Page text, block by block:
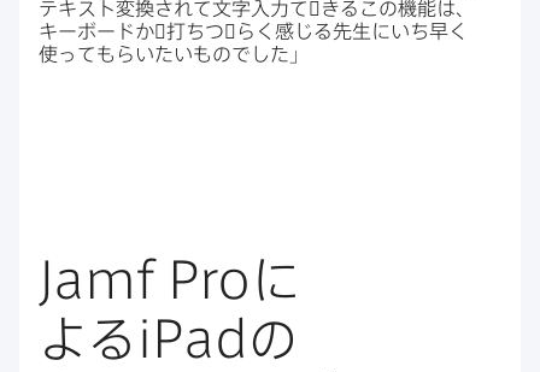
テキスト変換されて​文字入力て​゙きる​この機能は、​
キーボードか​゙打ちつ​゙らく​感じる​先生に​いち早く​
使って​もらいたい​ものでした」
Jamf Pro に​
よる iPadの​